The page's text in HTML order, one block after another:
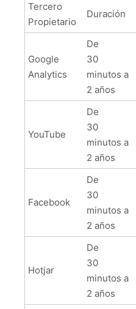
Tercero
Propietario
Duración
Google
Analytics
De
30
minutos a
2 años
YouTube
De
30
minutos a
2 años
Facebook
De
30
minutos a
2 años
Hotjar
De
30
minutos a
2 años